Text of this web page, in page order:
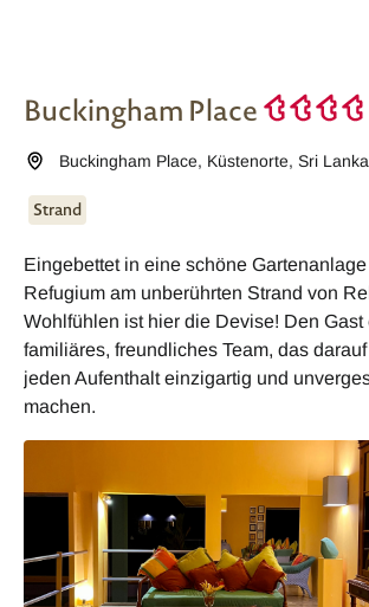
Buckingham Place
Buckingham Place, Küstenorte,Sri Lanka
Strand
Eingebettet in eine schöne
Refugium am unberührten Strand von
Wohlfühlen ist hier die Devise! Den Gast
familiäres, freundliches Team, das
jeden Aufenthalt einzigartig und
machen.